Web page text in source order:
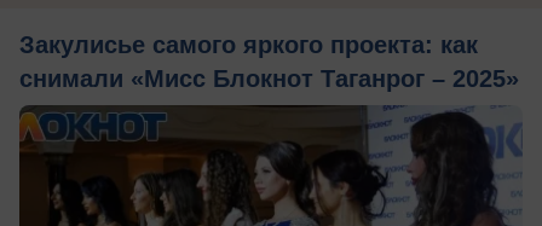
Закулисье самого яркого проекта: как
снимали «Мисс Блокнот Таганрог – 2025»